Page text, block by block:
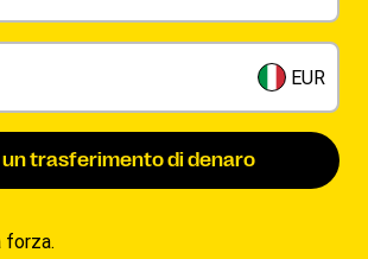
EUR
un trasferimento di denaro
forza.